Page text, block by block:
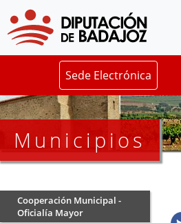
Sede Electrónica
Municipios
Cooperación Municipal -
Oficialía Mayor